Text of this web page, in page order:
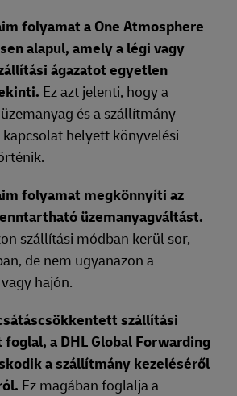
folyamat a One Atmosphere
alapul, amely a légi vagy
ágazatot egyetlen
Ez azt jelenti, hogy a
és a szállítmány
helyett könyvelési
folyamat megkönnyíti az
üzemanyagváltást.
szállítási módban kerül sor,
de nem ugyanazon a
hajón.
szállítási
a DHL Global Forwarding
a szállítmány kezeléséről
Ez magában foglalja a